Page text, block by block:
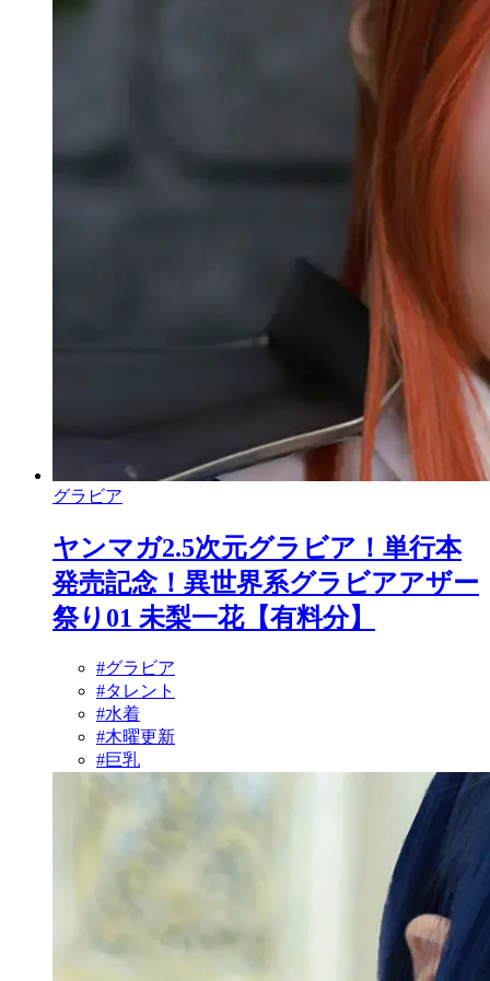
グラビア
ヤンマガ2.5次元グラビア！単行本
発売記念！異世界系グラビアアザー
祭り01 未梨一花【有料分】
#グラビア
#タレント
#水着
#木曜更新
#巨乳